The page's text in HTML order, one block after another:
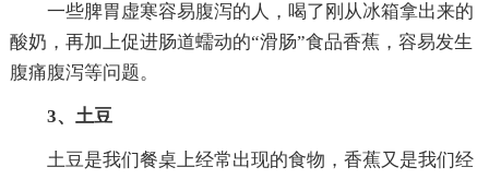
一些脾胃虚寒容易腹泻的人，喝了刚从冰箱拿出来的
酸奶，再加上促进肠道蠕动的“滑肠”食品香蕉，容易发生
腹痛腹泻等问题。
3、土豆
土豆是我们餐桌上经常出现的食物，香蕉又是我们经